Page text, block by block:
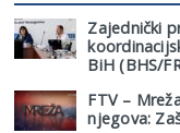
Zajednički
BiH (BHS/
FTV –
njegova: